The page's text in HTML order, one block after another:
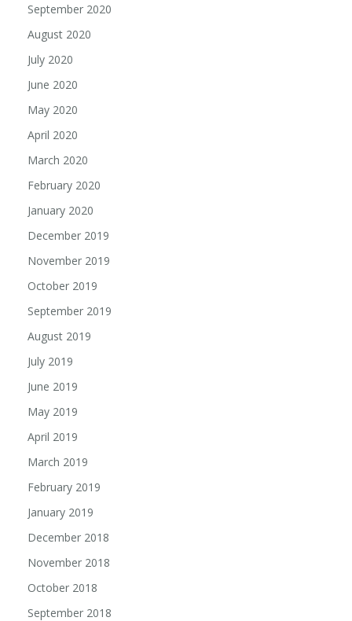
September 2020
August 2020
July 2020
June 2020
May 2020
April 2020
March 2020
February 2020
January 2020
December 2019
November 2019
October 2019
September 2019
August 2019
July 2019
June 2019
May 2019
April 2019
March 2019
February 2019
January 2019
December 2018
November 2018
October 2018
September 2018